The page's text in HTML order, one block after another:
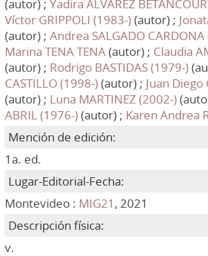
(autor) ; Yadira ALVAREZ
Víctor GRIPPOLI (1983-)(autor) ;
(autor) ; Andrea SALGADO
Marina TENA TENA(autor) ; Claudia
(autor) ; Rodrigo BASTIDAS (1979-)
CASTILLO (1998-)(autor) ; Juan Diego
(autor) ; Luna MARTINEZ (2002-)
ABRIL (1976-)(autor) ; Karen Andrea
Mención de edición:
1a. ed.
Lugar-Editorial-Fecha:
Montevideo : MIG21 , 2021
Descripción física:
v.